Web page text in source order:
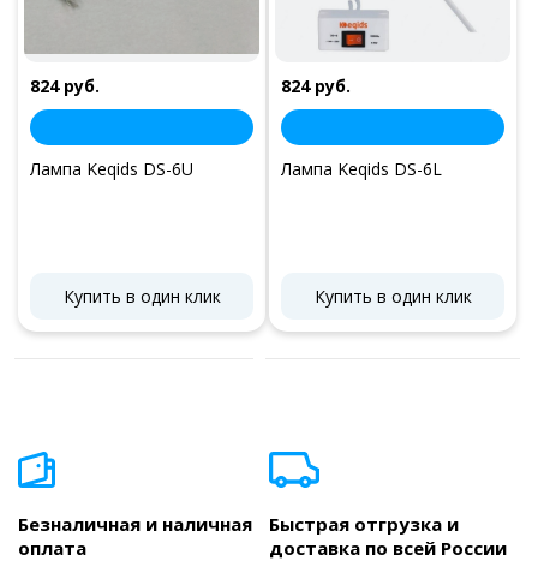
824 руб.
Лампа Keqids DS-6U
Купить в один клик
824 руб.
Лампа Keqids DS-6L
Купить в один клик
Безналичная и наличная
оплата
Быстрая отгрузка и
доставка по всей России